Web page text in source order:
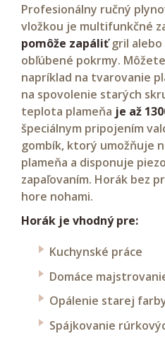
Profesionálny ručný
vložkou je multifunkčné
pomôže zapáliťgril alebo
obľúbené pokrmy.
napríklad na tvarovanie
na spovolenie starých
teplota plameňa je až
špeciálnym pripojením
gombík, ktorý umožňuje
plameňa a disponuje
zapaľovaním. Horák bez
hore nohami.
Horák je vhodný pre:
Kuchynské práce
Domáce
Opálenie starej
Spájkovanie